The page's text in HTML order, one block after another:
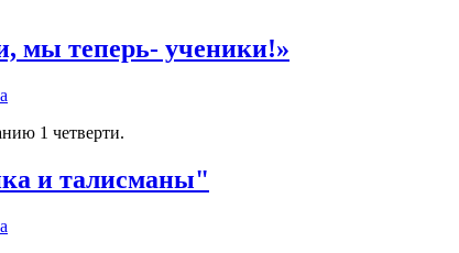
мы теперь- ученики!»
1 четверти.
и талисманы"